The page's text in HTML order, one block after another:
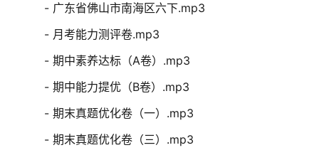
- 广东省佛山市南海区六下.mp3
- 月考能力测评卷.mp3
- 期中素养达标（A卷）.mp3
- 期中能力提优（B卷）.mp3
- 期末真题优化卷（一）.mp3
- 期末真题优化卷（三）.mp3